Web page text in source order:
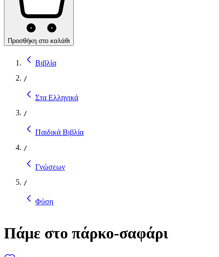
Προσθήκη στο καλάθι
Βιβλία
/
Στα Ελληνικά
/
Παιδικά Βιβλία
/
Γνώσεων
/
Φύση
Πάμε στο πάρκο-σαφάρι